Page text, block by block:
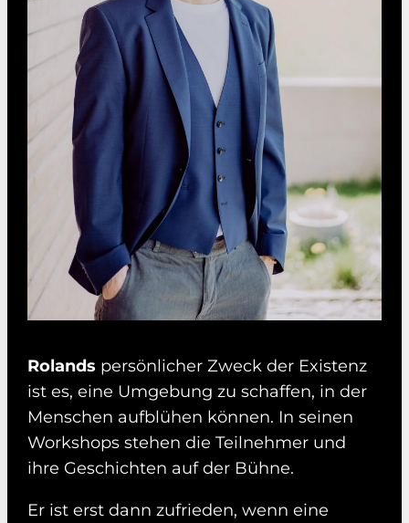
Rolands persönlicher Zweck der Existenz
ist es, eine Umgebung zu schaffen, in der
Menschen aufblühen können. In seinen
Workshops stehen die Teilnehmer und
ihre Geschichten auf der Bühne.
Er ist erst dann zufrieden, wenn eine